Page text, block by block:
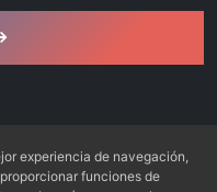
experiencia de navegación,
funciones de